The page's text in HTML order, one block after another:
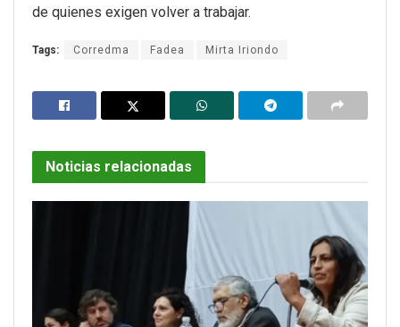
de quienes exigen volver a trabajar.
Tags: Corredma Fadea Mirta Iriondo
Noticias relacionadas